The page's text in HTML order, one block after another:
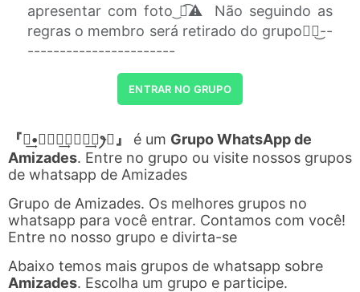
apresentar com foto ͜ᬉ͡⚠️ Não seguindo as
regras o membro será retirado do grupo᭡᭄͜--
-----------------------
ENTRAR NO GRUPO
『ꪶ͢•𝛢𝑀𝐼͢𝐙𝛢𝐷͢𝐸ꫂ✞』 é um Grupo WhatsApp de
Amizades. Entre no grupo ou visite nossos grupos
de whatsapp de Amizades
Grupo de Amizades. Os melhores grupos no
whatsapp para você entrar. Contamos com você!
Entre no nosso grupo e divirta-se
Abaixo temos mais grupos de whatsapp sobre
Amizades. Escolha um grupo e participe.